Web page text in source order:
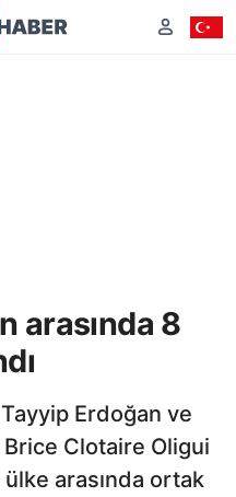
arasında 8
Erdoğan ve
Clotaire Oligui
arasında ortak